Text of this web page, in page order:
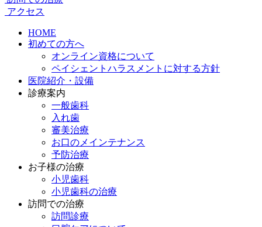
アクセス
HOME
初めての方へ
オンライン資格について
ペイシェントハラスメントに対する方針
医院紹介・設備
診療案内
一般歯科
入れ歯
審美治療
お口のメインテナンス
予防治療
お子様の治療
小児歯科
小児歯科の治療
訪問での治療
訪問診療